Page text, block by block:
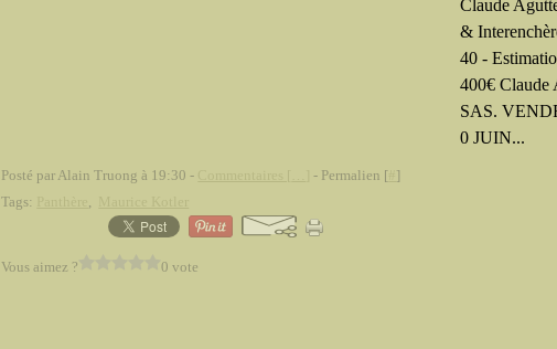
Claude
&
40 -
400€ Claude
SAS.
0 JUIN...
Posté par Alain Truong à 19:30 - - Permalien [ ]
Tags:
,
Vous aimez ? 0 vote